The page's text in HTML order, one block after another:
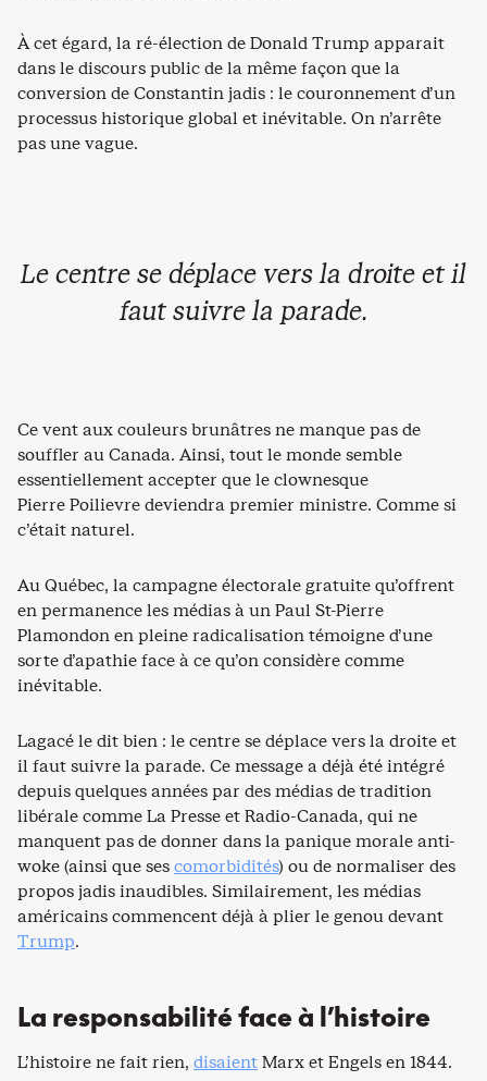
À cet égard, la ré-élection de Donald Trump apparait
dans le discours public de la même façon que la
conversion de Constantin jadis : le couronnement d’un
processus historique global et inévitable. On n’arrête
pas une vague.
Le centre se déplace vers la droite et il
faut suivre la parade.
Ce vent aux couleurs brunâtres ne manque pas de
souffler au Canada. Ainsi, tout le monde semble
essentiellement accepter que le clownesque
Pierre Poilievre deviendra premier ministre. Comme si
c’était naturel.
Au Québec, la campagne électorale gratuite qu’offrent
en permanence les médias à un Paul St-Pierre
Plamondon en pleine radicalisation témoigne d’une
sorte d’apathie face à ce qu’on considère comme
inévitable.
Lagacé le dit bien : le centre se déplace vers la droite et
il faut suivre la parade. Ce message a déjà été intégré
depuis quelques années par des médias de tradition
libérale comme La Presse et Radio-Canada, qui ne
manquent pas de donner dans la panique morale anti-
woke (ainsi que sescomorbidités) ou de normaliser des
propos jadis inaudibles. Similairement, les médias
américains commencent déjà à plier le genou devant
Trump.
La responsabilité face à l’histoire
L’histoire ne fait rien, disaientMarx et Engels en 1844.